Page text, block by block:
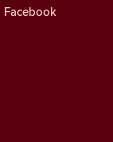
Facebook